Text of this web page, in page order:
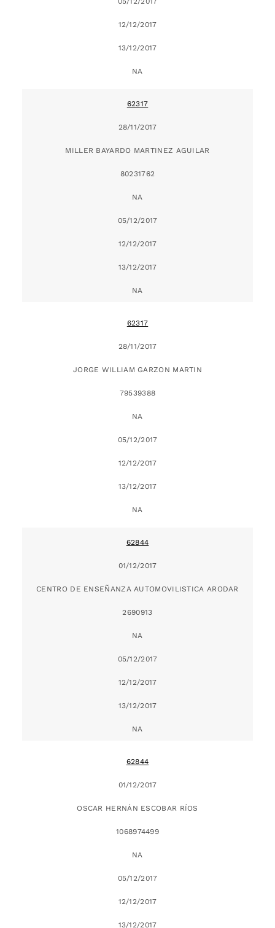
12/12/2017
13/12/2017
NA
62317
28/11/2017
MILLER BAYARDO MARTINEZ AGUILAR
80231762
NA
05/12/2017
12/12/2017
13/12/2017
NA
62317
28/11/2017
JORGE WILLIAM GARZON MARTIN
79539388
NA
05/12/2017
12/12/2017
13/12/2017
NA
62844
01/12/2017
CENTRO DE ENSEÑANZA AUTOMOVILISTICA ARODAR
2690913
NA
05/12/2017
12/12/2017
13/12/2017
NA
62844
01/12/2017
OSCAR HERNÁN ESCOBAR RÍOS
1068974499
NA
05/12/2017
12/12/2017
13/12/2017